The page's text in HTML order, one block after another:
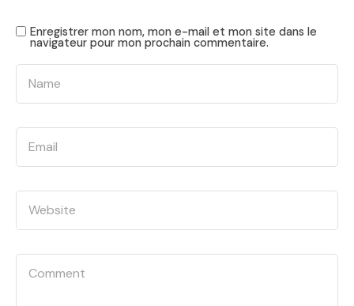
Enregistrer mon nom, mon e-mail et mon site dans le
navigateur pour mon prochain commentaire.